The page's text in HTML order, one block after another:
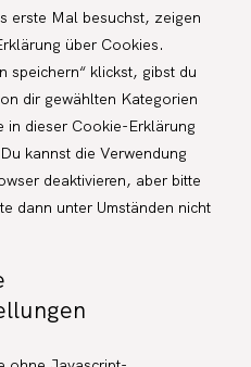
erste Mal besuchst, zeigen
über Cookies.
speichern“ klickst, gibst du
dir gewählten Kategorien
in dieser Cookie-Erklärung
kannst die Verwendung
deaktivieren, aber bitte
dann unter Umständen nicht